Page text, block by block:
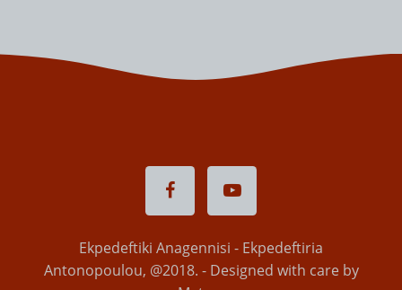
Ekpedeftiki Anagennisi - Ekpedeftiria
Antonopoulou, @2018. - Designed with care by